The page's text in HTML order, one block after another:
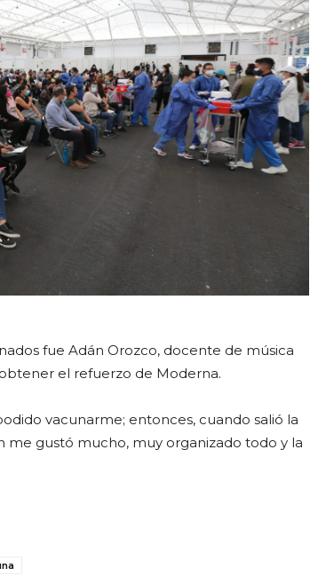
fue Adán Orozco, docente de música
el refuerzo de Moderna.
vacunarme; entonces, cuando salió la
me gustó mucho, muy organizado todo y la